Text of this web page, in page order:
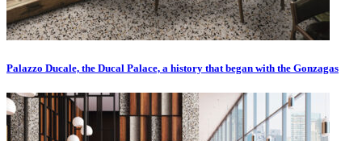
Palazzo Ducale, the Ducal Palace, a history that began with the Gonzagas